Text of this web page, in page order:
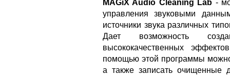
MAGiX Audio Cleaning Lab -
управления звуковыми
источники звука различных
Дает возможность
высококачественных
помощью этой программы
а также записать